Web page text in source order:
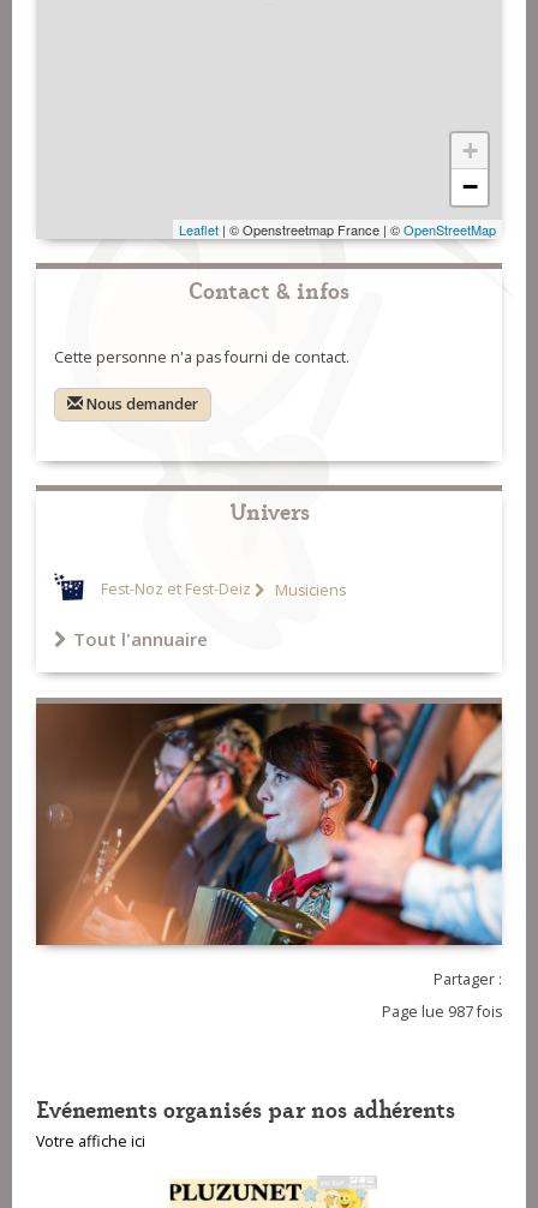
+
−
Leaflet | © Openstreetmap France | ©OpenStreetMap
Contact & infos
Cette personne n'a pas fourni de contact.
Nous demander
Univers
Fest-Noz et Fest-Deiz Musiciens
Tout l'annuaire
Partager :
Page lue 987 fois
Evénements organisés par nos adhérents
Votre affiche ici